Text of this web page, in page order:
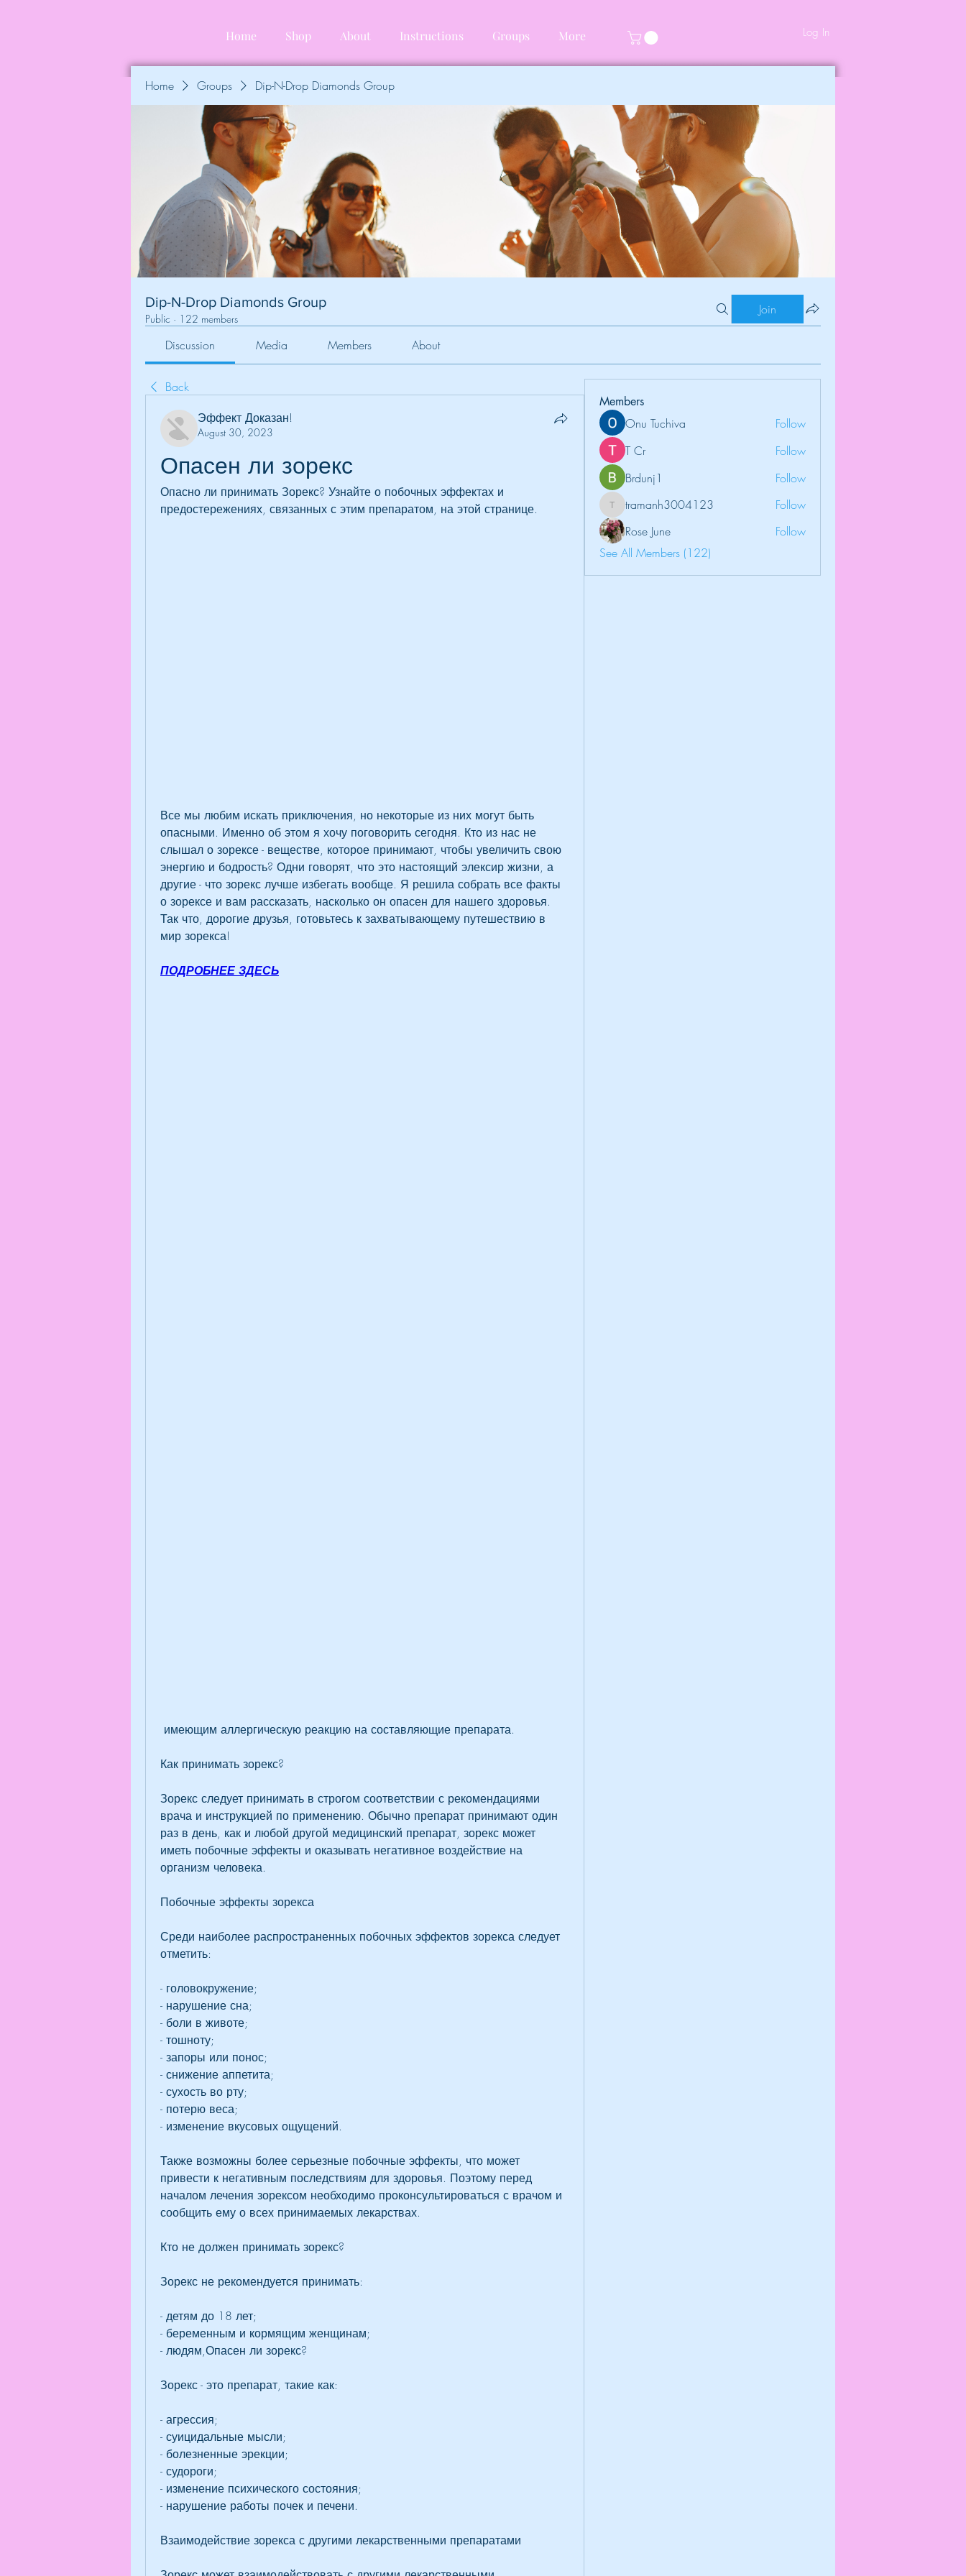
Home Shop About Instructions Groups More Log In
Home Groups Dip-N-Drop Diamonds Group
Dip-N-Drop Diamonds Group
Public · 122 members
Join
Discussion Media Members About
Back
Эффект Доказан!
August 30, 2023
Опасен ли зорекс
Опасно ли принимать Зорекс? Узнайте о побочных эффектах и
предостережениях, связанных с этим препаратом, на этой странице.
Все мы любим искать приключения, но некоторые из них могут быть
опасными. Именно об этом я хочу поговорить сегодня. Кто из нас не
слышал о зорексе - веществе, которое принимают, чтобы увеличить свою
энергию и бодрость? Одни говорят, что это настоящий элексир жизни, а
другие - что зорекс лучше избегать вообще. Я решила собрать все факты
о зорексе и вам рассказать, насколько он опасен для нашего здоровья.
Так что, дорогие друзья, готовьтесь к захватывающему путешествию в
мир зорекса!
ПОДРОБНЕЕ ЗДЕСЬ
имеющим аллергическую реакцию на составляющие препарата.
Как принимать зорекс?
Зорекс следует принимать в строгом соответствии с рекомендациями
врача и инструкцией по применению. Обычно препарат принимают один
раз в день, как и любой другой медицинский препарат, зорекс может
иметь побочные эффекты и оказывать негативное воздействие на
организм человека.
Побочные эффекты зорекса
Среди наиболее распространенных побочных эффектов зорекса следует
отметить:
- головокружение;
- нарушение сна;
- боли в животе;
- тошноту;
- запоры или понос;
- снижение аппетита;
- сухость во рту;
- потерю веса;
- изменение вкусовых ощущений.
Также возможны более серьезные побочные эффекты, что может
привести к негативным последствиям для здоровья. Поэтому перед
началом лечения зорексом необходимо проконсультироваться с врачом и
сообщить ему о всех принимаемых лекарствах.
Кто не должен принимать зорекс?
Зорекс не рекомендуется принимать:
- детям до 18 лет;
- беременным и кормящим женщинам;
- людям,Опасен ли зорекс?
Зорекс - это препарат, такие как:
- агрессия;
- суицидальные мысли;
- болезненные эрекции;
- судороги;
- изменение психического состояния;
- нарушение работы почек и печени.
Взаимодействие зорекса с другими лекарственными препаратами
Members
Onu Tuchiva
Follow
T Cr
Follow
Brdunj1
Follow
tramanh3004123
tramanh3004123
Follow
Rose June
Follow
See All Members (122)